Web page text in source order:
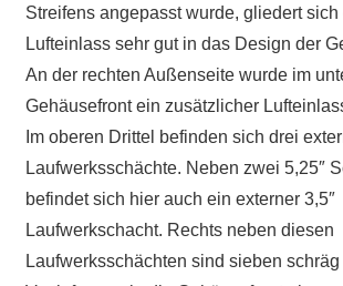
Streifens angepasst wurde, gliedert sich
Lufteinlass sehr gut in das Design der
An der rechten Außenseite wurde im
Gehäusefront ein zusätzlicher
Im oberen Drittel befinden sich drei
Laufwerksschächte. Neben zwei 5,25″
befindet sich hier auch ein externer 3,5″
Laufwerkschacht. Rechts neben diesen
Laufwerksschächten sind sieben